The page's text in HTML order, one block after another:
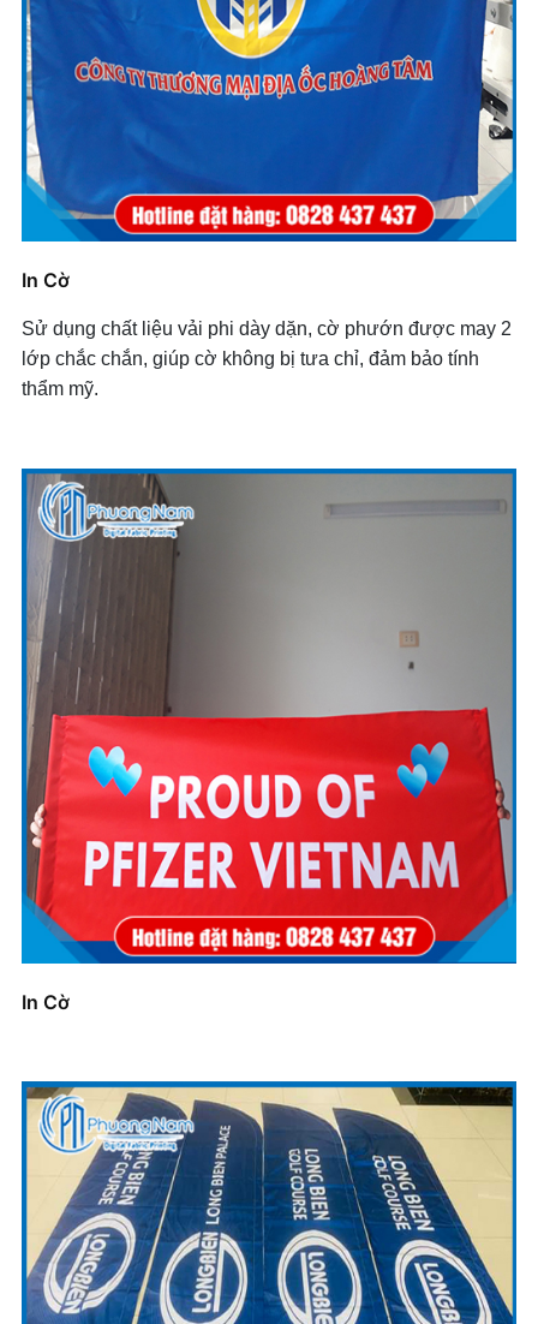
In Vải Lồng Đèn
In Vải Lồng Đèn
In Áo Lớp, Áo Đồng Phục
In Áo Lớp, Áo Đồng Phục
In Áo Lớp, Áo Đồng Phục
In Áo Lớp, Áo Đồng Phục
In Áo Lớp, Áo Đồng Phục
+ Mở nhóm...
In Cờ
Sử dụng chất liệu vải phi dày dặn, cờ phướn được may 2
lớp chắc chắn, giúp cờ không bị tưa chỉ, đảm bảo tính
thẩm mỹ.
In Cờ